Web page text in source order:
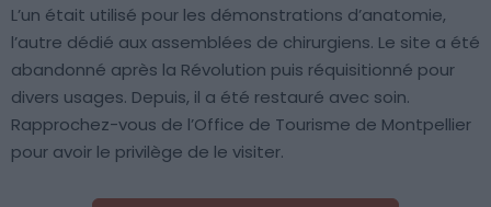
L’un était utilisé pour les démonstrations d’anatomie,
l’autre dédié aux assemblées de chirurgiens. Le site a été
abandonné après la Révolution puis réquisitionné pour
divers usages. Depuis, il a été restauré avec soin.
Rapprochez-vous de l’Office de Tourisme de Montpellier
pour avoir le privilège de le visiter.